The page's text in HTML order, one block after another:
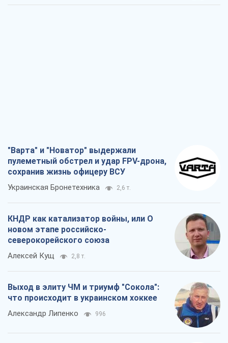
"Варта" и "Новатор" выдержали
пулеметный обстрел и удар FPV-дрона,
сохранив жизнь офицеру ВСУ
Украинская Бронетехника 2,6 т.
КНДР как катализатор войны, или О
новом этапе российско-
северокорейского союза
Алексей Кущ 2,8 т.
Выход в элиту ЧМ и триумф "Сокола":
что происходит в украинском хоккее
Александр Липенко 996